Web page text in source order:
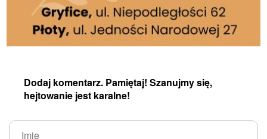
Dodaj komentarz. Pamiętaj! Szanujmy się,
hejtowanie jest karalne!